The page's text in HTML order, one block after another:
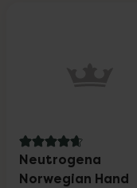
4.7 av 5 i omdöme
Neutrogena
Norwegian Hand